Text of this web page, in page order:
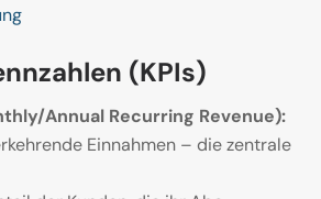
(KPIs)
Annual Recurring Revenue):
Einnahmen – die zentrale